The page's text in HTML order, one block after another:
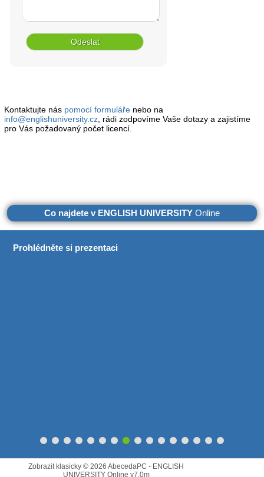
Kontaktujte nás pomocí formuláře nebo na
info@englishuniversity.cz , rádi zodpovíme Vaše dotazy a zajistíme
pro Vás požadovaný počet licencí.
Co najdete v ENGLISH UNIVERSITY Online
Prohlédněte si prezentaci
Zobrazit klasicky © 2026 AbecedaPC - ENGLISH
UNIVERSITY Online v7.0m